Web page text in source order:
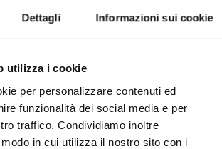
Dettagli Informazioni sui cookie
utilizza i cookie
per personalizzare contenuti ed
funzionalità dei social media e per
traffico. Condividiamo inoltre
in cui utilizza il nostro sito con i
Trasferimenti